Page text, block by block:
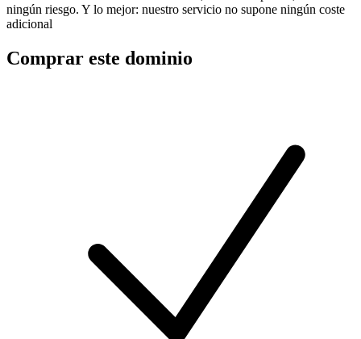
ningún riesgo. Y lo mejor: nuestro servicio no supone ningún coste
adicional
Comprar este dominio